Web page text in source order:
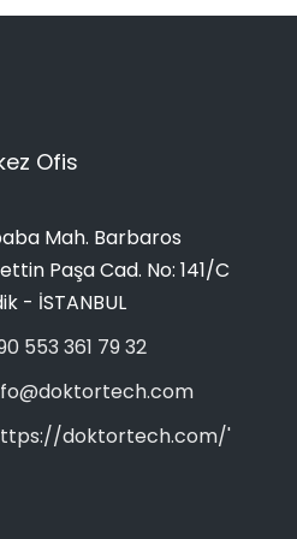
Ofis
Mah. Barbaros
Paşa Cad. No: 141/C
- İSTANBUL
553 361 79 32
doktortech.com/'